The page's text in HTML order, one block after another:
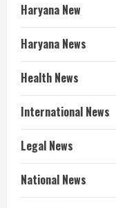
Haryana New
Haryana News
Health News
International News
Legal News
National News